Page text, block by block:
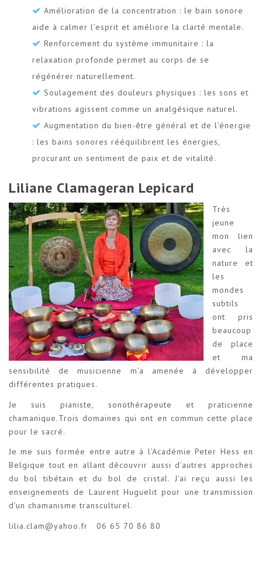
Amélioration de la concentration : le bain sonore
aide à calmer l’esprit et améliore la clarté mentale.
Renforcement du système immunitaire : la
relaxation profonde permet au corps de se
régénérer naturellement.
Soulagement des douleurs physiques : les sons et
vibrations agissent comme un analgésique naturel.
Augmentation du bien-être général et de l’énergie
: les bains sonores rééquilibrent les énergies,
procurant un sentiment de paix et de vitalité.
Liliane Clamageran Lepicard
Très
jeune
mon lien
avec la
nature et
les
mondes
subtils
ont pris
beaucoup
de place
et ma
sensibilité de musicienne m’a amenée à développer
différentes pratiques.
Je suis pianiste, sonothérapeute et praticienne
chamanique.Trois domaines qui ont en commun cette place
pour le sacré.
Je me suis formée entre autre à l’Académie Peter Hess en
Belgique tout en allant découvrir aussi d’autres approches
du bol tibétain et du bol de cristal. J’ai reçu aussi les
enseignements de Laurent Huguelit pour une transmission
d’un chamanisme transculturel.
lilia.clam@yahoo.fr 06 65 70 86 80